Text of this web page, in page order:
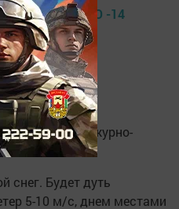
до 14 м/с.
ожидается
Единая дежурно-
снег. Будет дуть
5-10 м/с, днем местами